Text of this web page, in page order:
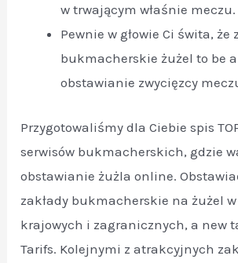
w trwającym właśnie meczu.
Pewnie w głowie Ci świta, że
bukmacherskie żużel to be
obstawianie zwycięzcy
Przygotowaliśmy dla Ciebie spis
serwisów bukmacherskich, gdzie
obstawianie żużla online.
zakłady bukmacherskie na żużel
krajowych i zagranicznych, a new
Tarifs. Kolejnymi z atrakcyjnych